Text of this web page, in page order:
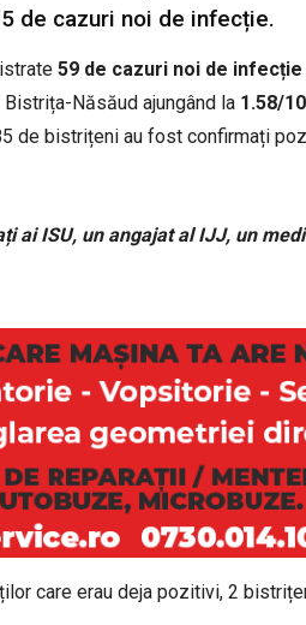
de cazuri noi de infecție.
59 de cazuri noi de infecție
Năsăud ajungând la 1.58/
de bistrițeni au fost confirmați
ai ISU, un angajat al IJJ, un
care erau deja pozitivi, 2